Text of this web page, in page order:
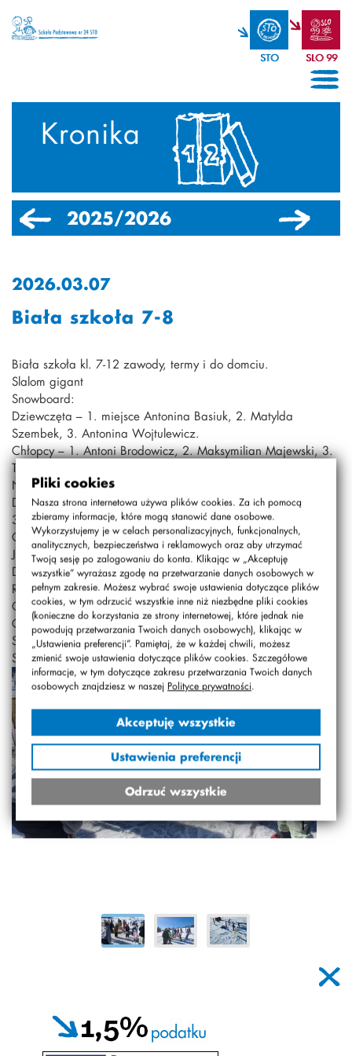
Pliki cookies
Nasza strona internetowa używa plików cookies. Za ich pomocą
zbieramy informacje, które mogą stanowić dane osobowe.
Wykorzystujemy je w celach personalizacyjnych, funkcjonalnych,
analitycznych, bezpieczeństwa i reklamowych oraz aby utrzymać
Twoją sesję po zalogowaniu do konta. Klikając w „Akceptuję
wszystkie” wyrażasz zgodę na przetwarzanie danych osobowych w
pełnym zakresie. Możesz wybrać swoje ustawienia dotyczące plików
cookies, w tym odrzucić wszystkie inne niż niezbędne pliki cookies
(konieczne do korzystania ze strony internetowej, które jednak nie
powodują przetwarzania Twoich danych osobowych), klikając w
„Ustawienia preferencji”. Pamiętaj, że w każdej chwili, możesz
zmienić swoje ustawienia dotyczące plików cookies. Szczegółowe
informacje, w tym dotyczące zakresu przetwarzania Twoich danych
osobowych znajdziesz w naszej Polityce prywatności.
Akceptuję wszystkie
Ustawienia preferencji
Odrzuć wszystkie
STO SLO 99
Kronika
2025/2026 2024/2025
2026.03.07
Biała szkoła 7-8
Biała szkoła kl. 7-12 zawody, termy i do domciu.
Slalom gigant
Snowboard:
Dziewczęta – 1. miejsce Antonina Basiuk, 2. Matylda
Szembek, 3. Antonina Wojtulewicz.
Chłopcy – 1. Antoni Brodowicz, 2. Maksymilian Majewski, 3.
Tomasz Lisowski.
Narciarstwo alpejskie:
Dziewczęta kl. 7/8 – 1. Zofia Bokowy, 2. Maja Poliszkiewicz,
3. Michalina Jasińska.
Chłopcy kl. 7/8 – Maksymilian Mizera, 2. Jan Obrębski, 3.
Jerzy Drygalski.
Dziewczęta SLO – 1. Lena Zajdel, 2. Nina Wiśniewska, 3.
Róża Perechowska.
Chłopcy SLO – 1. Norbert Klenk, 2. Antoni Plich, 3. Oskar
Gajewski.
Słońce i humor dobry do końca.
Sport Team StoNaBemowie